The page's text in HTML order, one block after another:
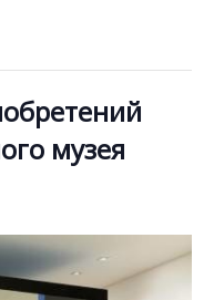
музея